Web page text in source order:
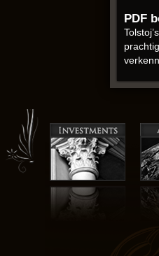
PDF
De
Dit
te
de
Ruth
online